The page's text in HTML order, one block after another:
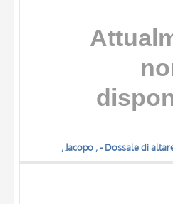
, Jacopo , - Dossale di